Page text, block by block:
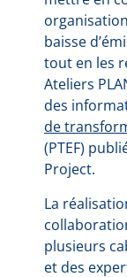
baisse
tout en les
Ateliers
des
de
(PTEF)
Project.
La
plusieurs
et des